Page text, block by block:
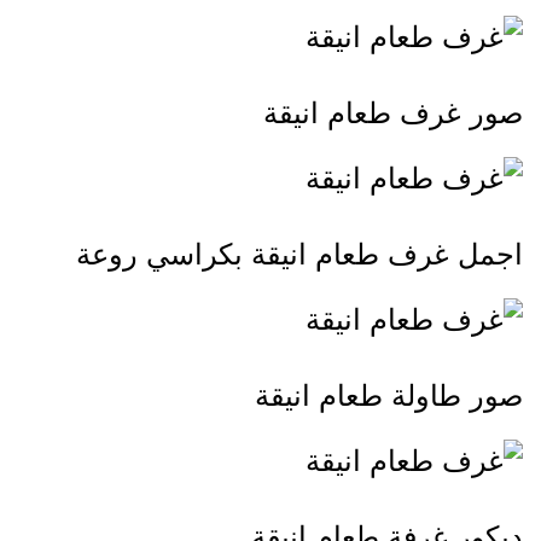
صور غرف طعام انيقة
اجمل غرف طعام انيقة بكراسي روعة
صور طاولة طعام انيقة